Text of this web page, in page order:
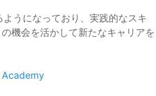
うになっており、実践的なスキ
機会を活かして新たなキャリアを
Academy